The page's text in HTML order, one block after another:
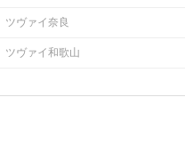
ツヴァイ奈良
ツヴァイ和歌山